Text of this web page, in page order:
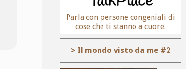
Parla con persone congeniali di
cose che ti stanno a cuore.
> Il mondo visto da me #2